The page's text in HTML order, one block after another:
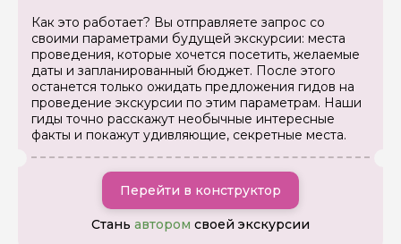
Как это работает? Вы отправляете запрос со
своими параметрами будущей экскурсии: места
проведения, которые хочется посетить, желаемые
даты и запланированный бюджет. После этого
останется только ожидать предложения гидов на
проведение экскурсии по этим параметрам. Наши
гиды точно расскажут необычные интересные
факты и покажут удивляющие, секретные места.
Перейти в конструктор
Стань автором своей экскурсии